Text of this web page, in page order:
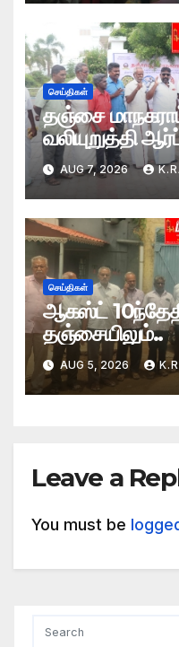
செய்திகள்
தஞ்சை
வலியுறுத்தி
AUG 7, 2026
செய்திகள்
ஆகஸ்ட்
தஞ்சையிலும்..
AUG 5, 2026
Leave a
You must be